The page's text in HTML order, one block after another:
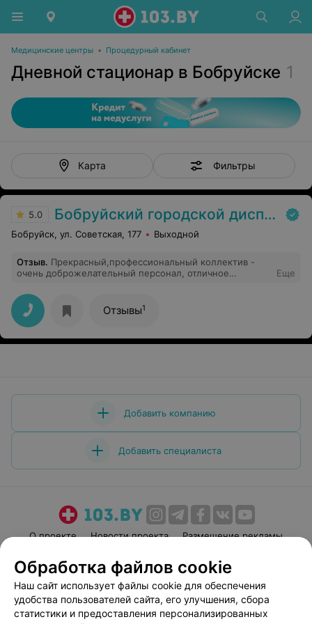
Медицинские центры • Процедурный кабинет
Дневной стационар в Бобруйске 1
Карта Фильтры
5.0 Бобруйский городской диспансер спортивной медицины
Бобруйск, ул. Советская, 177 Выходной
Отзыв. Прекрасный,профессиональный коллектив -
очень доброжелательный персонал, отличное
воротниковой заны,консультацию врача... Самые
наилучшие пожелания..
Еще
Отзывы1
Добавить компанию
Добавить специалиста
О проекте Новости проекта
Размещение рекламы
Пользовательское соглашение
Способы оплаты
Вакансии
Партнеры
Написать руководителю 103.by
Обработка файлов cookie
Наш сайт использует файлы cookie для обеспечения
удобства пользователей сайта, его улучшения, сбора
статистики и предоставления персонализированных